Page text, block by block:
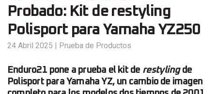
Probado: Kit de restyling
Polisport para Yamaha YZ250
24 Abril 2025 | Prueba de Productos
Enduro21 pone a prueba el kit de restyling de
Polisport para Yamaha YZ, un cambio de imagen